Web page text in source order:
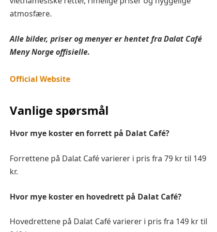
atmosfære.
Alle bilder, priser og menyer er hentet fraDalat Café
Meny Norge offisielle.
Official Website
Vanlige spørsmål
Hvor mye koster en forrett på Dalat Café?
Forrettene på Dalat Café varierer i pris fra 79 kr til 149
kr.
Hvor mye koster en hovedrett på Dalat Café?
Hovedrettene på Dalat Café varierer i pris fra 149 kr til